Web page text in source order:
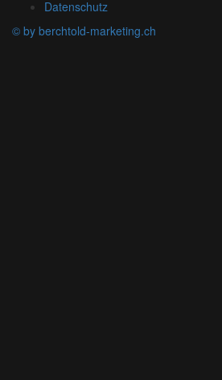
Datenschutz
© by berchtold-marketing.ch